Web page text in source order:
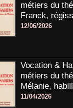
métiers du
Franck,
12/06/2026
Vocation &
métiers du
Mélanie,
11/04/2026